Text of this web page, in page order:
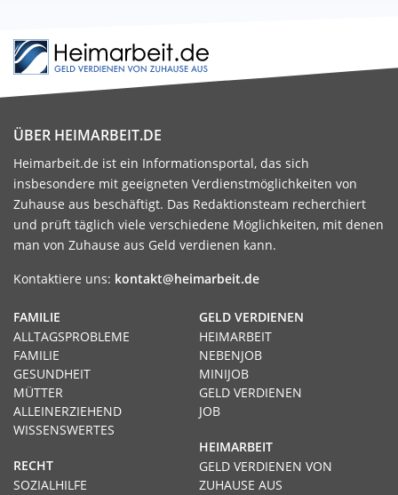
ÜBER HEIMARBEIT.DE
Heimarbeit.de ist ein Informationsportal, das sich
insbesondere mit geeigneten Verdienstmöglichkeiten von
Zuhause aus beschäftigt. Das Redaktionsteam recherchiert
und prüft täglich viele verschiedene Möglichkeiten, mit denen
man von Zuhause aus Geld verdienen kann.
Kontaktiere uns: kontakt@heimarbeit.de
GELD VERDIENEN
HEIMARBEIT
NEBENJOB
MINIJOB
GELD VERDIENEN
JOB
HEIMARBEIT
GELD VERDIENEN VON
ZUHAUSE AUS
FAMILIE
ALLTAGSPROBLEME
FAMILIE
GESUNDHEIT
MÜTTER
ALLEINERZIEHEND
WISSENSWERTES
RECHT
SOZIALHILFE